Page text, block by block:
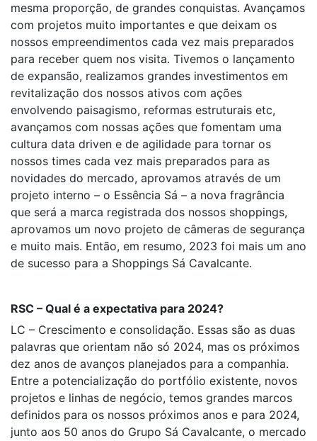
mesma proporção, de grandes conquistas. Avançamos
com projetos muito importantes e que deixam os
nossos empreendimentos cada vez mais preparados
para receber quem nos visita. Tivemos o lançamento
de expansão, realizamos grandes investimentos em
revitalização dos nossos ativos com ações
envolvendo paisagismo, reformas estruturais etc,
avançamos com nossas ações que fomentam uma
cultura data driven e de agilidade para tornar os
nossos times cada vez mais preparados para as
novidades do mercado, aprovamos através de um
projeto interno – o Essência Sá – a nova fragrância
que será a marca registrada dos nossos shoppings,
aprovamos um novo projeto de câmeras de segurança
e muito mais. Então, em resumo, 2023 foi mais um ano
de sucesso para a Shoppings Sá Cavalcante.
RSC – Qual é a expectativa para 2024?
LC – Crescimento e consolidação. Essas são as duas
palavras que orientam não só 2024, mas os próximos
dez anos de avanços planejados para a companhia.
Entre a potencialização do portfólio existente, novos
projetos e linhas de negócio, temos grandes marcos
definidos para os nossos próximos anos e para 2024,
junto aos 50 anos do Grupo Sá Cavalcante, o mercado